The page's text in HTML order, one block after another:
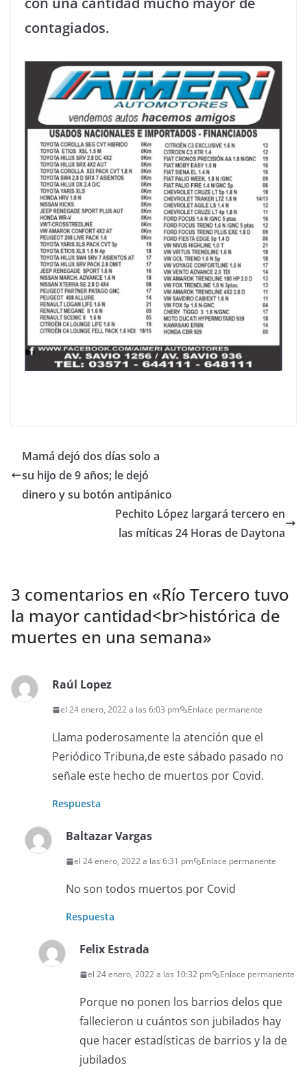
contagiados.
Mamá dejó dos días solo a
su hijo de 9 años; le dejó
dinero y su botón antipánico
Pechito López largará tercero en
las míticas 24 Horas de Daytona
3 comentarios en «Río Tercero tuvo
la mayor cantidad<br>histórica de
muertes en una semana»
Raúl Lopez
el 24 enero, 2022 a las 6:03 pm Enlace permanente
Llama poderosamente la atención que el
Periódico Tribuna,de este sábado pasado no
señale este hecho de muertos por Covid.
Respuesta
Baltazar Vargas
el 24 enero, 2022 a las 6:31 pm Enlace permanente
No son todos muertos por Covid
Respuesta
Felix Estrada
el 24 enero, 2022 a las 10:32 pm Enlace permanente
Porque no ponen los barrios delos que
fallecieron u cuántos son jubilados hay
que hacer estadísticas de barrios y la de
jubilados